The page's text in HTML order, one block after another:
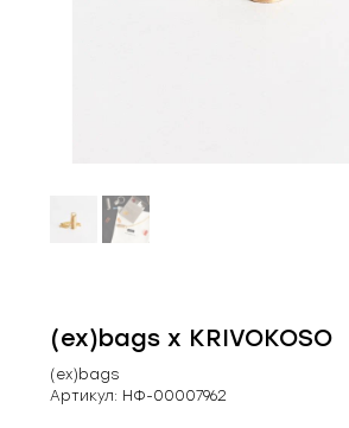
(ex)bags х KRIVOKOSO
(ex)bags
Артикул: НФ-00007962